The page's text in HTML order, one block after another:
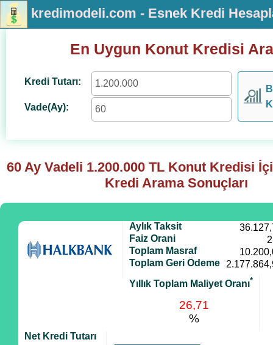
kredimodeli.com - Esnek Kredi
En Uygun Konut Kredisi
Kredi Tutarı:
Vade(Ay):
60 Ay Vadeli 1.200.000 TL Konut Kredisi
Kredi Arama Sonuçları
Aylık Taksit
Faiz Orani
Toplam Masraf
Toplam Geri Ödeme
Yıllık Toplam Maliyet Oranı*
26,71
%
Net Kredi Tutarı